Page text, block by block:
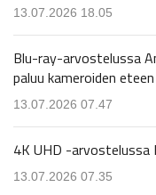
13.07.2026 18.05
Blu-ray-arvostelussa
paluu kameroiden eteen
13.07.2026 07.47
4K UHD -arvostelussa
13.07.2026 07.35